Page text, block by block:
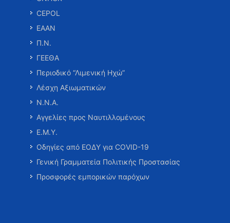
CEPOL
ΕΑΑΝ
Π.Ν.
ΓΕΕΘΑ
Περιοδικό “Λιμενική Ηχώ”
Λέσχη Αξιωματικών
Ν.Ν.Α.
Αγγελίες προς Ναυτιλλομένους
Ε.Μ.Υ.
Οδηγίες από ΕΟΔΥ για COVID-19
Γενική Γραμματεία Πολιτικής Προστασίας
Προσφορές εμπορικών παρόχων